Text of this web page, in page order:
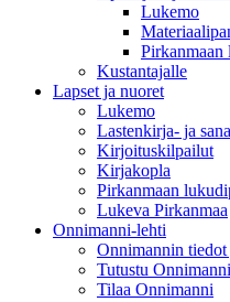
Lukemo
Kustantajalle
Lapset ja nuoret
Lukemo
Lastenkirja- ja
Kirjoituskilpailut
Kirjakopla
Pirkanmaan
Lukeva Pirkanmaa
Onnimanni-lehti
Onnimannin
Tutustu
Tilaa Onnimanni